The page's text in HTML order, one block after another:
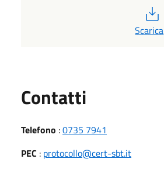
Scarica
Contatti
Telefono :0735 7941
PEC : protocollo@cert-sbt.it